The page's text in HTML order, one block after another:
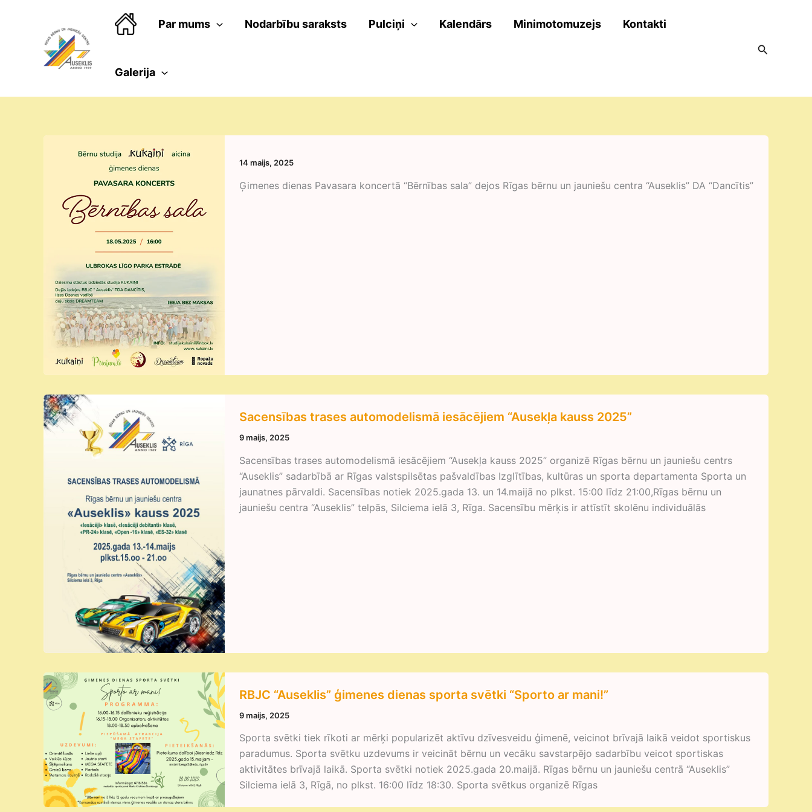
Par mums Nodarbību saraksts Pulciņi Kalendārs Minimotomuzejs Kontakti
Galerija
Search
14 maijs, 2025
Ģimenes dienas Pavasara koncertā “Bērnības sala” dejos Rīgas bērnu un jauniešu centra “Auseklis” DA “Dancītis”
Sacensības trases automodelismā iesācējiem “Ausekļa kauss 2025”
9 maijs, 2025
Sacensības trases automodelismā iesācējiem “Ausekļa kauss 2025” organizē Rīgas bērnu un jauniešu centrs
“Auseklis” sadarbībā ar Rīgas valstspilsētas pašvaldības Izglītības, kultūras un sporta departamenta Sporta un
jaunatnes pārvaldi. Sacensības notiek 2025.gada 13. un 14.maijā no plkst. 15:00 līdz 21:00,Rīgas bērnu un
jauniešu centra “Auseklis” telpās, Silciema ielā 3, Rīga. Sacensību mērķis ir attīstīt skolēnu individuālās
RBJC “Auseklis” ģimenes dienas sporta svētki “Sporto ar mani!”
9 maijs, 2025
Sporta svētki tiek rīkoti ar mērķi popularizēt aktīvu dzīvesveidu ģimenē, veicinot brīvajā laikā veidot sportiskus
paradumus. Sporta svētku uzdevums ir veicināt bērnu un vecāku savstarpējo sadarbību veicot sportiskas
aktivitātes brīvajā laikā. Sporta svētki notiek 2025.gada 20.maijā. Rīgas bērnu un jauniešu centrā “Auseklis”
Silciema ielā 3, Rīgā, no plkst. 16:00 līdz 18:30. Sporta svētkus organizē Rīgas